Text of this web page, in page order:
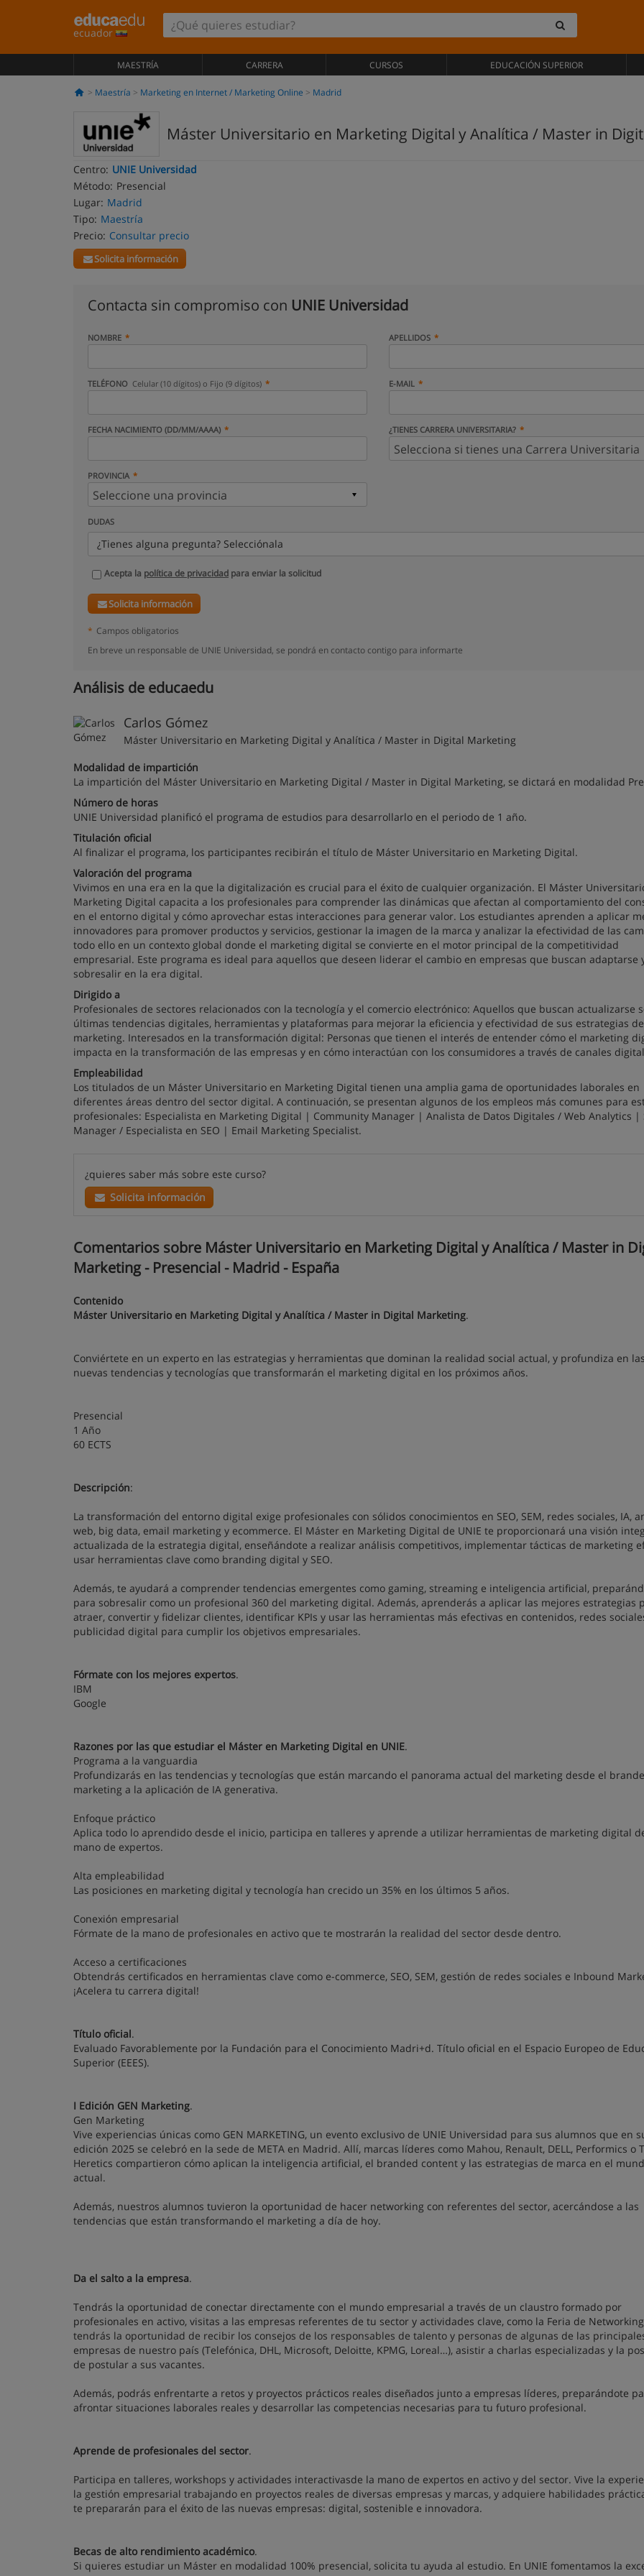
ecuador
MAESTRÍA CARRERA CURSOS EDUCACIÓN SUPERIOR
Maestría Marketing en Internet / Marketing Online Madrid
Máster Universitario en Marketing Digital y Analítica / Master in
Centro: UNIE Universidad
Método: Presencial
Lugar: Madrid
Tipo: Maestría
Precio: Consultar precio
Solicita información
Contacta sin compromiso con UNIE Universidad
NOMBRE APELLIDOS
TELÉFONO Celular (10 dígitos) o Fijo (9 dígitos) E-MAIL
FECHA NACIMIENTO (DD/MM/AAAA) ¿TIENES CARRERA UNIVERSITARIA?
PROVINCIA
DUDAS
¿Tienes alguna pregunta? Selecciónala
Acepta la política de privacidad para enviar la solicitud
Solicita información
* Campos obligatorios
En breve un responsable de UNIE Universidad, se pondrá en contacto contigo para informarte
Análisis de educaedu
Carlos Gómez
Máster Universitario en Marketing Digital y Analítica / Master in Digital Marketing
Modalidad de impartición
La impartición del Máster Universitario en Marketing Digital / Master in Digital Marketing, se dictará en modalidad
Número de horas
UNIE Universidad planificó el programa de estudios para desarrollarlo en el periodo de 1 año.
Titulación oficial
Al finalizar el programa, los participantes recibirán el título de Máster Universitario en Marketing Digital.
Valoración del programa
Vivimos en una era en la que la digitalización es crucial para el éxito de cualquier organización. El Máster
Marketing Digital capacita a los profesionales para comprender las dinámicas que afectan al comportamiento del
en el entorno digital y cómo aprovechar estas interacciones para generar valor. Los estudiantes aprenden a aplicar
innovadores para promover productos y servicios, gestionar la imagen de la marca y analizar la efectividad de las
todo ello en un contexto global donde el marketing digital se convierte en el motor principal de la competitividad
empresarial. Este programa es ideal para aquellos que deseen liderar el cambio en empresas que buscan adaptarse
sobresalir en la era digital.
Dirigido a
Profesionales de sectores relacionados con la tecnología y el comercio electrónico: Aquellos que buscan actualizarse
últimas tendencias digitales, herramientas y plataformas para mejorar la eficiencia y efectividad de sus estrategias de
marketing. Interesados en la transformación digital: Personas que tienen el interés de entender cómo el marketing
impacta en la transformación de las empresas y en cómo interactúan con los consumidores a través de canales
Empleabilidad
Los titulados de un Máster Universitario en Marketing Digital tienen una amplia gama de oportunidades laborales en
diferentes áreas dentro del sector digital. A continuación, se presentan algunos de los empleos más comunes para
profesionales: Especialista en Marketing Digital | Community Manager | Analista de Datos Digitales / Web Analytics |
Manager / Especialista en SEO | Email Marketing Specialist.
¿quieres saber más sobre este curso?
Solicita información
Comentarios sobre Máster Universitario en Marketing Digital y Analítica / Master in
Marketing - Presencial - Madrid - España
Contenido
Máster Universitario en Marketing Digital y Analítica / Master in Digital Marketing.
Conviértete en un experto en las estrategias y herramientas que dominan la realidad social actual, y profundiza en las
nuevas tendencias y tecnologías que transformarán el marketing digital en los próximos años.
Presencial
1 Año
60 ECTS
Descripción:
La transformación del entorno digital exige profesionales con sólidos conocimientos en SEO, SEM, redes sociales, IA,
web, big data, email marketing y ecommerce. El Máster en Marketing Digital de UNIE te proporcionará una visión
actualizada de la estrategia digital, enseñándote a realizar análisis competitivos, implementar tácticas de marketing
usar herramientas clave como branding digital y SEO.
Además, te ayudará a comprender tendencias emergentes como gaming, streaming e inteligencia artificial,
para sobresalir como un profesional 360 del marketing digital. Además, aprenderás a aplicar las mejores estrategias
atraer, convertir y fidelizar clientes, identificar KPIs y usar las herramientas más efectivas en contenidos, redes
publicidad digital para cumplir los objetivos empresariales.
Fórmate con los mejores expertos.
IBM
Google
Razones por las que estudiar el Máster en Marketing Digital en UNIE.
Programa a la vanguardia
Profundizarás en las tendencias y tecnologías que están marcando el panorama actual del marketing desde el
marketing a la aplicación de IA generativa.
Enfoque práctico
Aplica todo lo aprendido desde el inicio, participa en talleres y aprende a utilizar herramientas de marketing digital
mano de expertos.
Alta empleabilidad
Las posiciones en marketing digital y tecnología han crecido un 35% en los últimos 5 años.
Conexión empresarial
Fórmate de la mano de profesionales en activo que te mostrarán la realidad del sector desde dentro.
Acceso a certificaciones
Obtendrás certificados en herramientas clave como e-commerce, SEO, SEM, gestión de redes sociales e Inbound
¡Acelera tu carrera digital!
Título oficial.
Evaluado Favorablemente por la Fundación para el Conocimiento Madri+d. Título oficial en el Espacio Europeo de
Superior (EEES).
I Edición GEN Marketing.
Gen Marketing
Vive experiencias únicas como GEN MARKETING, un evento exclusivo de UNIE Universidad para sus alumnos que en
edición 2025 se celebró en la sede de META en Madrid. Allí, marcas líderes como Mahou, Renault, DELL, Performics o
Heretics compartieron cómo aplican la inteligencia artificial, el branded content y las estrategias de marca en el
actual.
Además, nuestros alumnos tuvieron la oportunidad de hacer networking con referentes del sector, acercándose a las
tendencias que están transformando el marketing a día de hoy.
Da el salto a la empresa.
Tendrás la oportunidad de conectar directamente con el mundo empresarial a través de un claustro formado por
profesionales en activo, visitas a las empresas referentes de tu sector y actividades clave, como la Feria de
tendrás la oportunidad de recibir los consejos de los responsables de talento y personas de algunas de las
empresas de nuestro país (Telefónica, DHL, Microsoft, Deloitte, KPMG, Loreal…), asistir a charlas especializadas y la
de postular a sus vacantes.
Además, podrás enfrentarte a retos y proyectos prácticos reales diseñados junto a empresas líderes, preparándote
afrontar situaciones laborales reales y desarrollar las competencias necesarias para tu futuro profesional.
Aprende de profesionales del sector.
Participa en talleres, workshops y actividades interactivasde la mano de expertos en activo y del sector. Vive la
la gestión empresarial trabajando en proyectos reales de diversas empresas y marcas, y adquiere habilidades
te prepararán para el éxito de las nuevas empresas: digital, sostenible e innovadora.
Becas de alto rendimiento académico.
Si quieres estudiar un Máster en modalidad 100% presencial, solicita tu ayuda al estudio. En UNIE fomentamos la